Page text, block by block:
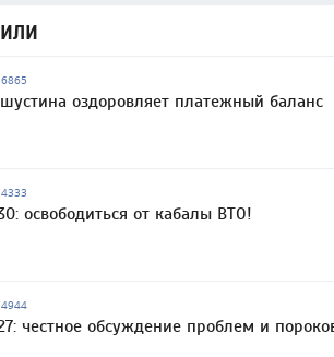
оздоровляет платежный баланс
освободиться от кабалы ВТО!
честное обсуждение проблем и